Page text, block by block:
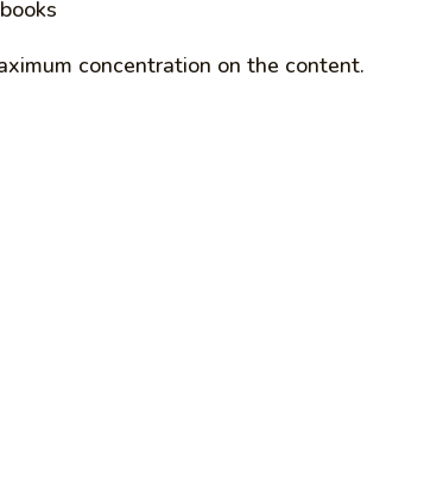
concentration on the content.